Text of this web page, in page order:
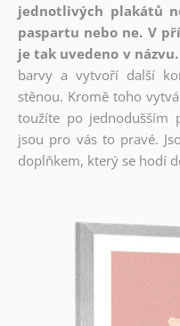
jednotlivých plakátů
paspartu nebo ne. V
je tak uvedeno v názvu.
barvy a vytvoří další
stěnou. Kromě toho
toužíte po jednodušším
jsou pro vás to pravé.
doplňkem, který se hodí